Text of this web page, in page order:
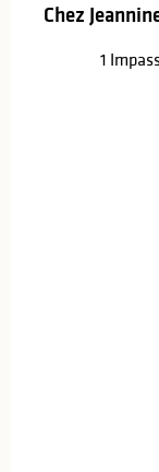
Chez
1